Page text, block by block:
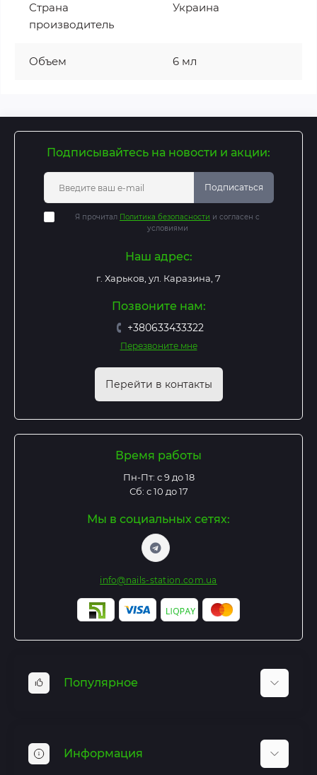
Страна
производитель
Украина
Объем 6 мл
Подписывайтесь на новости и акции:
Подписаться
Я прочитал Политика безопасности и согласен с
условиями
Наш адрес:
г. Харьков, ул. Каразина, 7
Позвоните нам:
+380633433322
Перезвоните мне
Перейти в контакты
Время работы
Пн-Пт: с 9 до 18
Сб: с 10 до 17
Мы в социальных сетях:
info@nails-station.com.ua
Популярное
Гель лаки
Гель для наращивания
Информация